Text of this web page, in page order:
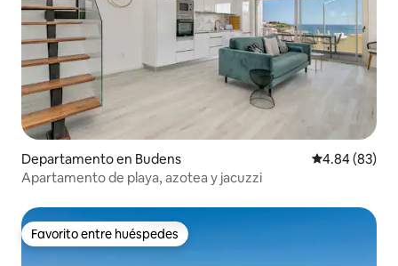
Departamento en Budens Calificación
4.84 (83)
Apartamento de playa, azotea y jacuzzi
Favorito entre huéspedes
Favorito entre huéspedes